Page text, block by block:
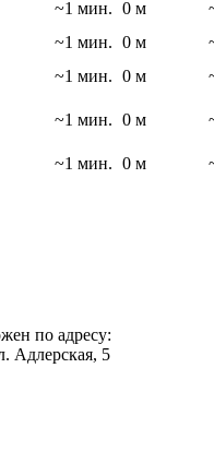
~1 мин. 0 м
~1 мин. 0 м
~1 мин. 0 м
~1 мин. 0 м
~1 мин. 0 м
по адресу:
Адлерская, 5